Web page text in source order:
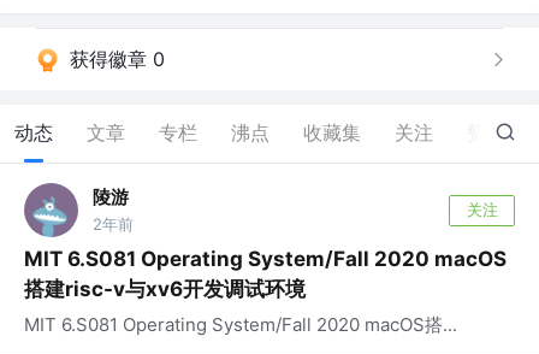
获得徽章 0
动态 文章 专栏 沸点 收藏集 关注 0
陵游
2年前
关注
MIT 6.S081 Operating System/Fall 2020 macOS
搭建risc-v与xv6开发调试环境
MIT 6.S081 Operating System/Fall 2020 macOS搭...